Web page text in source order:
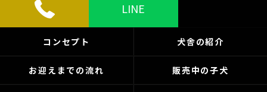
LINE
コンセプト 犬舎の紹介
お迎えまでの流れ 販売中の子犬